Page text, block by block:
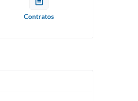
Contratos